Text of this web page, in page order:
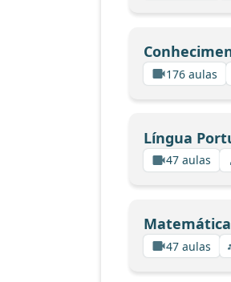
176 aulas
Língua
47 aulas
Matemática
47 aulas